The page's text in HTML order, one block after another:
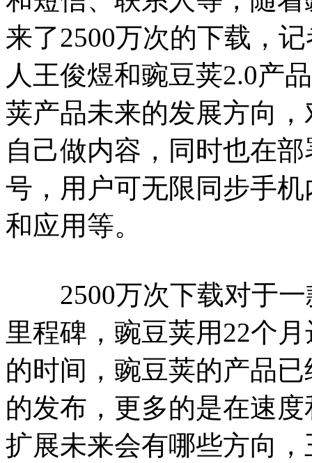
来了2500万次的下载，
人王俊煜和豌豆荚2.0产
荚产品未来的发展方向
自己做内容，同时也在
号，用户可无限同步手
和应用等。
2500万次下载对于一
里程碑，豌豆荚用22个
的时间，豌豆荚的产品
的发布，更多的是在速
扩展未来会有哪些方向